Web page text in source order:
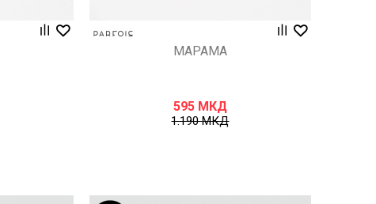
МАРАМА
595 МКД
1.190МКД